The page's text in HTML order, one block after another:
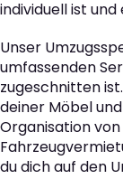
individuell ist
Unser
umfassenden
zugeschnitten
deiner Möbel
Organisation
du dich auf den